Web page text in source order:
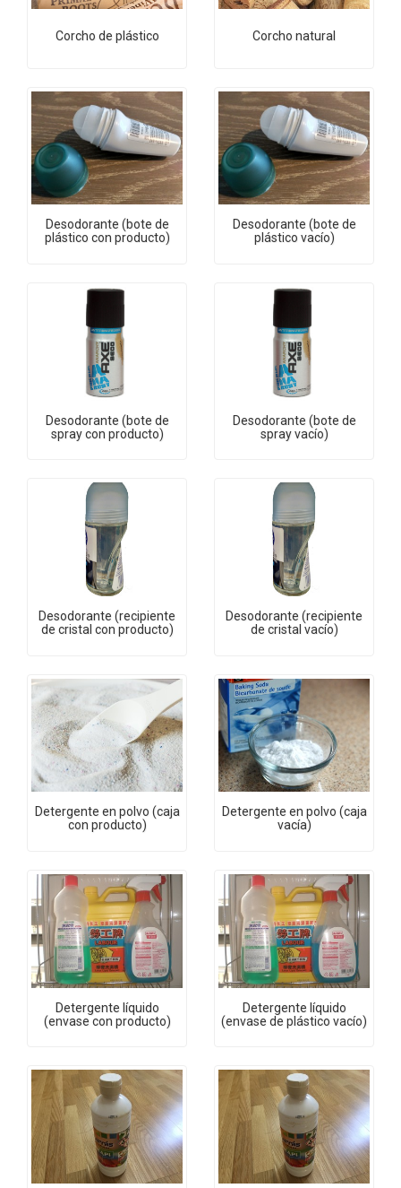
Corcho de plástico Corcho natural
Desodorante (bote de
plástico con producto)
Desodorante (bote de
plástico vacío)
Desodorante (bote de
spray con producto)
Desodorante (bote de
spray vacío)
Desodorante (recipiente
de cristal con producto)
Desodorante (recipiente
de cristal vacío)
Detergente en polvo (caja
con producto)
Detergente en polvo (caja
vacía)
Detergente líquido
(envase con producto)
Detergente líquido
(envase de plástico vacío)